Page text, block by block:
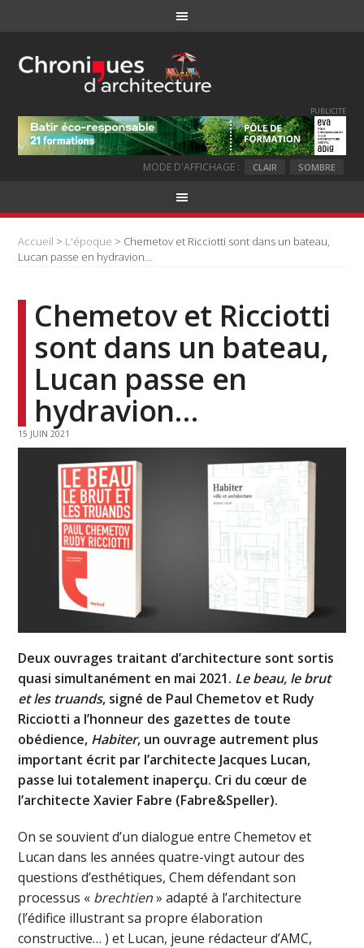
PUBLICITE
MODE D'AFFICHAGE : CLAIR SOMBRE
Accueil > L'époque > Chemetov et Ricciotti sont dans un bateau,
Lucan passe en hydravion…
Chemetov et Ricciotti
sont dans un bateau,
Lucan passe en
hydravion…
15 JUIN 2021
Deux ouvrages traitant d’architecture sont sortis
quasi simultanément en mai 2021. Le beau, le brut
et les truands, signé de Paul Chemetov et Rudy
Ricciotti a l’honneur des gazettes de toute
obédience, Habiter, un ouvrage autrement plus
important écrit par l’architecte Jacques Lucan,
passe lui totalement inaperçu. Cri du cœur de
l’architecte Xavier Fabre (Fabre&Speller).
On se souvient d’un dialogue entre Chemetov et
Lucan dans les années quatre-vingt autour des
questions d’esthétiques, Chem défendant son
processus « brechtien» adapté à l’architecture
(l’édifice illustrant sa propre élaboration
constructive… ) et Lucan, jeune rédacteur d’AMC,